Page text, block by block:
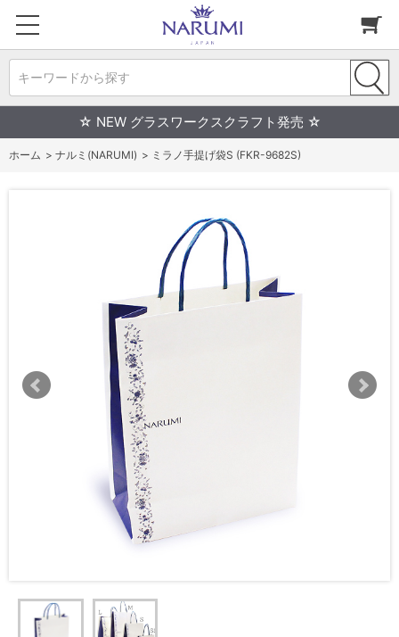
キーワードから探す
☆ NEW グラスワークスクラフト発売 ☆
ホーム > ナルミ(NARUMI) > ミラノ手提げ袋S (FKR-9682S)